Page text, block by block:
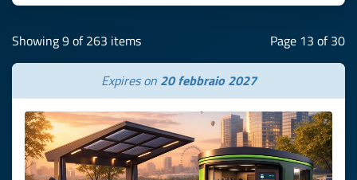
Showing 9 of 263 items Page 13 of 30
Expires on 20 febbraio 2027